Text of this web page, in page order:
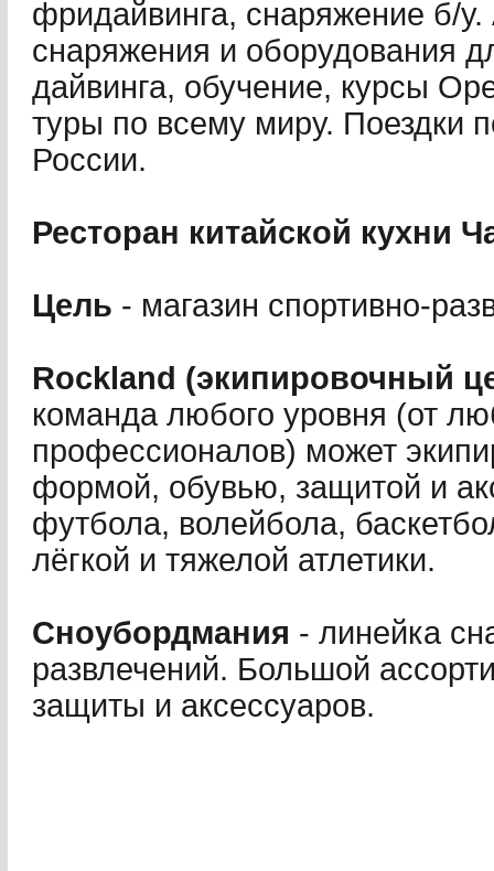
фридайвинга, снаряжение б/
снаряжения и оборудования
дайвинга, обучение, курсы
туры по всему миру. Поездки
России.
Ресторан китайской кухни
Цель - магазин спортивно-
Rockland (экипировочный
команда любого уровня (от
профессионалов) может
формой, обувью, защитой и
футбола, волейбола,
лёгкой и тяжелой атлетики.
Сноубордмания - линейка
развлечений. Большой
защиты и аксессуаров.